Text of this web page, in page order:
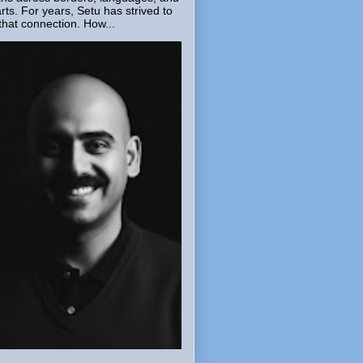
For years, Setu has strived to
connection. How...